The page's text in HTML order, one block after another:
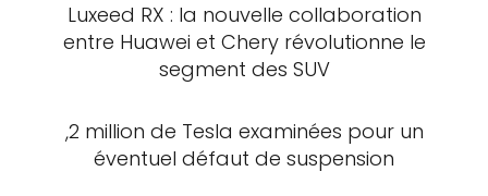
Luxeed RX : la nouvelle collaboration
entre Huawei et Chery révolutionne le
segment des SUV
,2 million de Tesla examinées pour un
éventuel défaut de suspension